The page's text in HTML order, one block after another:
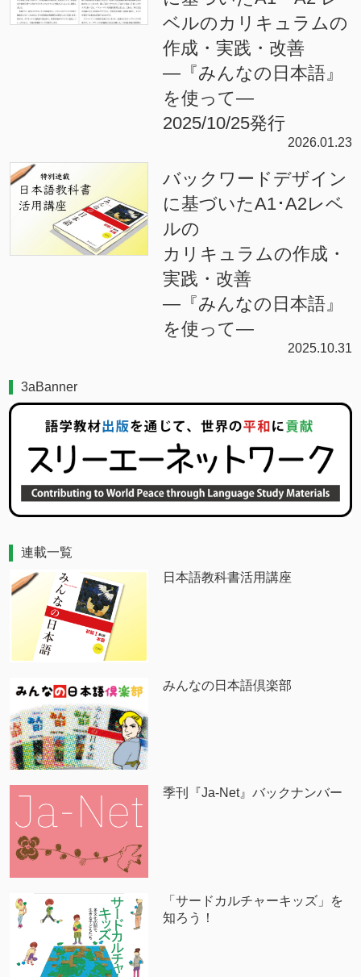
ベルのカリキュラムの
作成・実践・改善
―『みんなの日本語』
を使って―
2025/10/25発行
2026.01.23
バックワードデザイン
に基づいたA1･A2レベ
ルの
カリキュラムの作成・
実践・改善
―『みんなの日本語』
を使って―
2025.10.31
3aBanner
連載一覧
日本語教科書活用講座
みんなの日本語倶楽部
季刊『Ja-Net』バックナンバー
「サードカルチャーキッズ」を
知ろう！